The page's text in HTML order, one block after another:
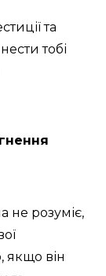
та
тобі
не розуміє,
якщо він